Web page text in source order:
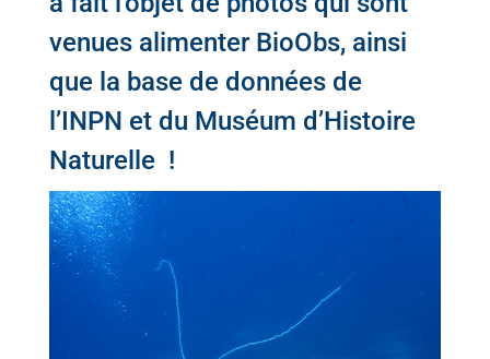
venues alimenter BioObs,ainsi
que la base de données de
l’INPN et du Muséum d’Histoire
Naturelle !